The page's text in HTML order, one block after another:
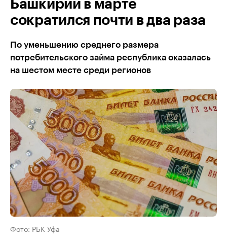
Башкирии в марте
сократился почти в два раза
По уменьшению среднего размера
потребительского займа республика оказалась
на шестом месте среди регионов
Фото: РБК Уфа